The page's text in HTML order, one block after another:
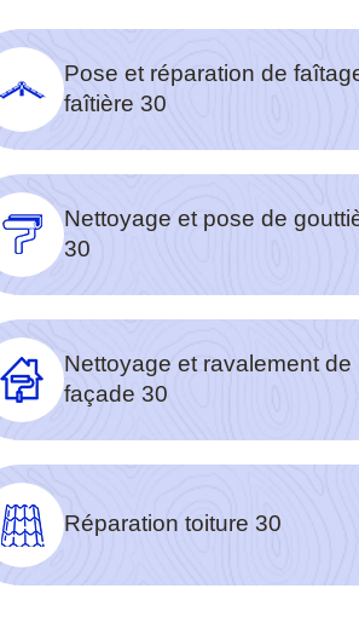
Pose et réparation de
faîtière 30
Nettoyage et pose de
30
Nettoyage et ravalement de
façade 30
Réparation toiture 30